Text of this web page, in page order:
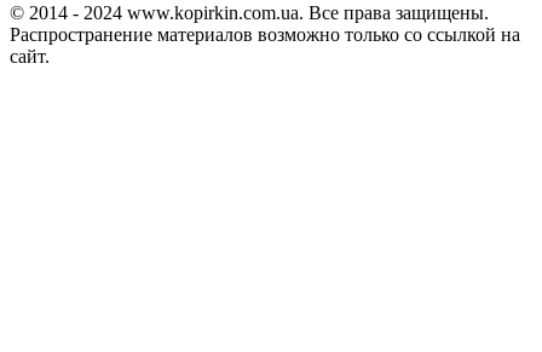
© 2014 - 2024 www.kopirkin.com.ua. Все права защищены.
Распространение материалов возможно только со ссылкой на
сайт.